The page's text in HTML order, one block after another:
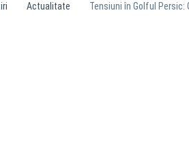
Actualitate Tensiuni în Golful